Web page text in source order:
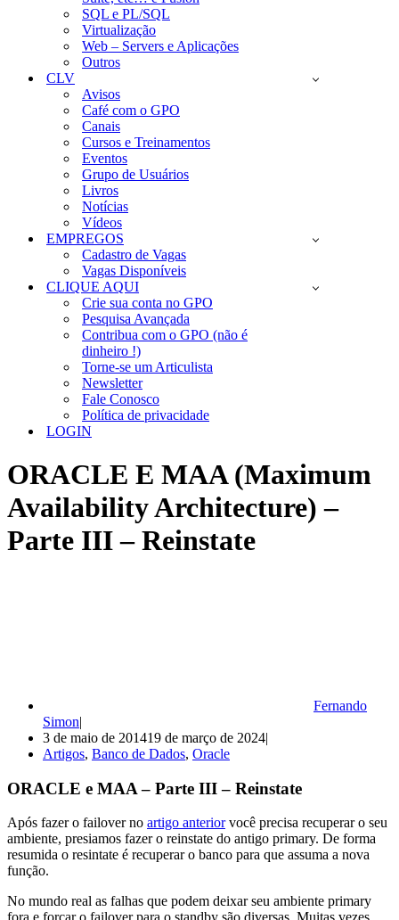
SQL e PL/SQL
Virtualização
Web – Servers e Aplicações
Outros
CLV
Avisos
Café com o GPO
Canais
Cursos e Treinamentos
Eventos
Grupo de Usuários
Livros
Notícias
Vídeos
EMPREGOS
Cadastro de Vagas
Vagas Disponíveis
CLIQUE AQUI
Crie sua conta no GPO
Pesquisa Avançada
Contribua com o GPO (não é
dinheiro !)
Torne-se um Articulista
Newsletter
Fale Conosco
Política de privacidade
LOGIN
ORACLE E MAA (Maximum
Availability Architecture) –
Parte III – Reinstate
Fernando
Simon
3 de maio de 201419 de março de 2024
Artigos, Banco de Dados, Oracle
ORACLE e MAA – Parte III – Reinstate
Após fazer o failover no artigo anteriorvocê precisa recuperar o seu
ambiente, presiamos fazer o reinstate do antigo primary. De forma
resumida o resintate é recuperar o banco para que assuma a nova
função.
No mundo real as falhas que podem deixar seu ambiente primary